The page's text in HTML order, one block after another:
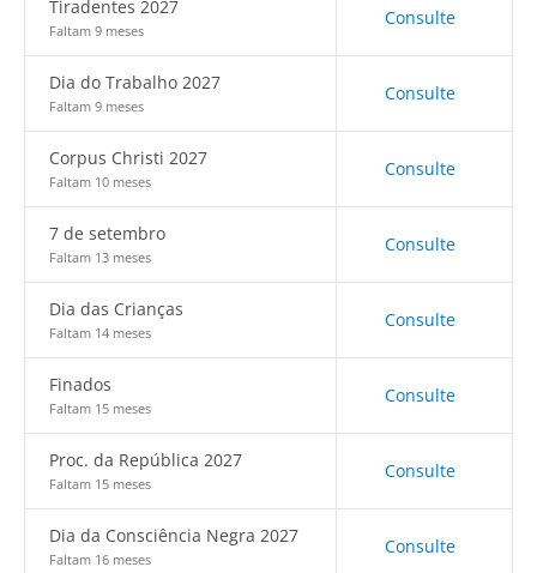
Tiradentes 2027
Faltam 9 meses
Consulte
Dia do Trabalho 2027
Faltam 9 meses
Consulte
Corpus Christi 2027
Faltam 10 meses
Consulte
7 de setembro
Faltam 13 meses
Consulte
Dia das Crianças
Faltam 14 meses
Consulte
Finados
Faltam 15 meses
Consulte
Proc. da República 2027
Faltam 15 meses
Consulte
Dia da Consciência Negra 2027
Faltam 16 meses
Consulte